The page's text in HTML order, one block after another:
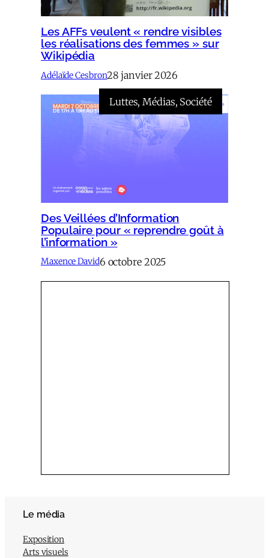
Les AFFs veulent « rendre visibles
les réalisations des femmes » sur
Wikipédia
Adélaïde Cesbron28 janvier 2026
Luttes, Médias, Société
Des Veillées d’Information
Populaire pour « reprendre goût à
l’information »
Maxence David6 octobre 2025
Le média
Exposition
Arts visuels